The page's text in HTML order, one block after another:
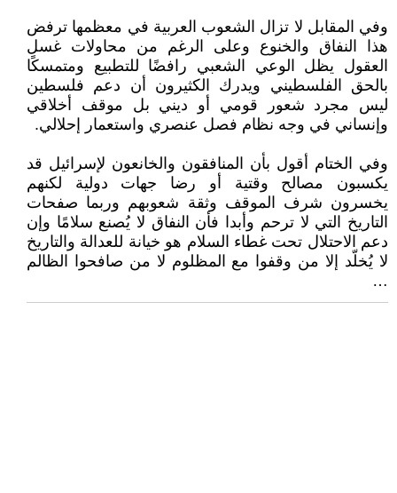
وفي المقابل لا تزال الشعوب العربية في معظمها ترفض
هذا النفاق والخنوع وعلى الرغم من محاولات غسل
العقول يظل الوعي الشعبي رافضًا للتطبيع ومتمسكًا
بالحق الفلسطيني ويدرك الكثيرون أن دعم فلسطين
ليس مجرد شعور قومي أو ديني بل موقف أخلاقي
وإنساني في وجه نظام فصل عنصري واستعمار إحلالي.
وفي الختام أقول بأن المنافقون والخانعون لإسرائيل قد
يكسبون مصالح وقتية أو رضا جهات دولية لكنهم
يخسرون شرف الموقف وثقة شعوبهم وربما صفحات
التاريخ التي لا ترحم وأبدا فأن النفاق لا يُصنع سلامًا وإن
دعم الاحتلال تحت غطاء السلام هو خيانة للعدالة والتاريخ
لا يُخلّد إلا من وقفوا مع المظلوم لا من صافحوا الظالم
…